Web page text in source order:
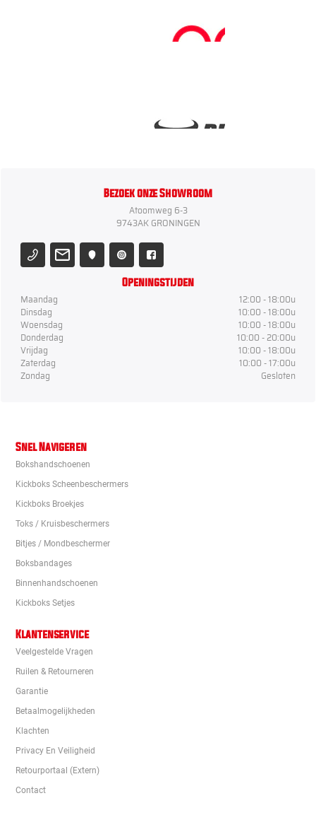
Bezoek onze Showroom
Atoomweg 6-3
9743AK GRONINGEN
Openingstijden
Maandag
12:00 - 18:00u
Dinsdag
10:00 - 18:00u
Woensdag
10:00 - 18:00u
Donderdag
10:00 - 20:00u
Vrijdag
10:00 - 18:00u
Zaterdag
10:00 - 17:00u
Zondag
Gesloten
Snel Navigeren
Bokshandschoenen
Kickboks Scheenbeschermers
Kickboks Broekjes
Toks / Kruisbeschermers
Bitjes / Mondbeschermer
Boksbandages
Binnenhandschoenen
Kickboks Setjes
Klantenservice
Veelgestelde Vragen
Ruilen & Retourneren
Garantie
Betaalmogelijkheden
Klachten
Privacy En Veiligheid
Retourportaal (extern)
Contact